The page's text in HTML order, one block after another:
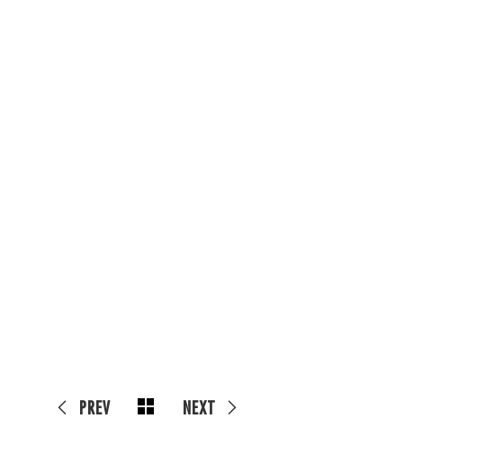
PREV NEXT